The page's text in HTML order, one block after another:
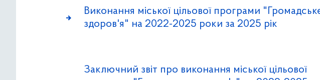
Виконання міської цільової програми
здоров'я" на 2022-2025 роки за 2025 рік
Заключний звіт про виконання міської цільової